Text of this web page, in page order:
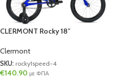
CLERMONT Rocky 18″
Clermont
SKU: rocky1speed-4
€140.90 με ΦΠΑ